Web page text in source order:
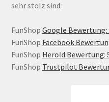
sehr stolz sind:
FunShop Google Bewertung:
FunShop Facebook
FunShop Herold Bewertung:
FunShop Trustpilot